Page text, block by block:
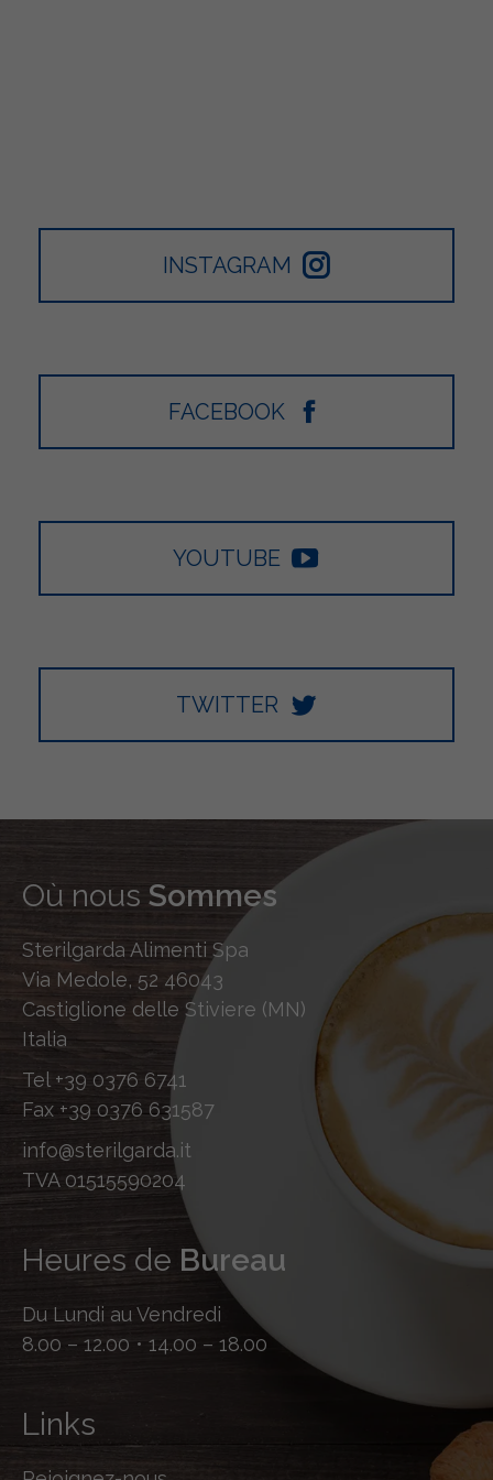
INSTAGRAM
FACEBOOK
YOUTUBE
TWITTER
Où nous Sommes
Sterilgarda Alimenti Spa
Via Medole, 52 46043
Castiglione delle Stiviere (MN)
Italia
Tel +39 0376 6741
Fax +39 0376 631587
info@sterilgarda.it
TVA 01515590204
Heures de Bureau
Du Lundi au Vendredi
8.00 – 12.00 • 14.00 – 18.00
Links